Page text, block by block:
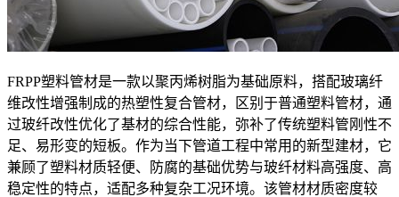
FRPP塑料管材是一款以聚丙烯树脂为基础原料，搭配玻璃纤
维改性增强制成的热塑性复合管材，区别于普通塑料管材，通
过玻纤改性优化了基材的综合性能，弥补了传统塑料管刚性不
足、易形变的短板。作为当下管道工程中常用的新型建材，它
兼顾了塑料材质轻便、防腐的基础优势与玻纤材料高强度、高
稳定性的特点，适配多种复杂工况环境。该管材材质密度较